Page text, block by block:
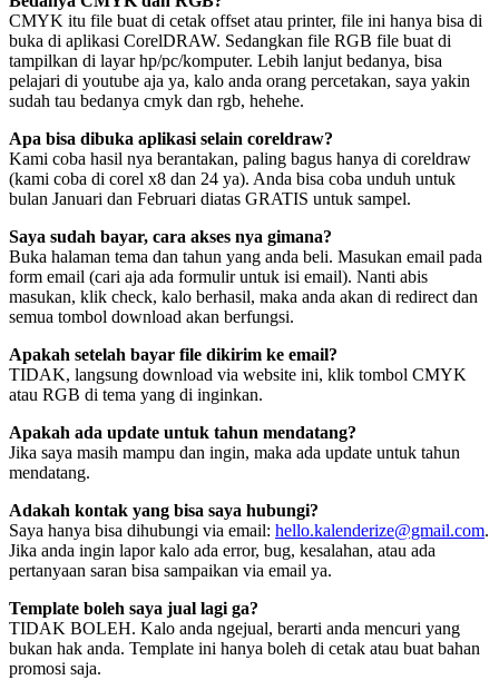
CMYK itu file buat di cetak offset atau printer, file ini hanya bisa di
buka di aplikasi CorelDRAW. Sedangkan file RGB file buat di
tampilkan di layar hp/pc/komputer. Lebih lanjut bedanya, bisa
pelajari di youtube aja ya, kalo anda orang percetakan, saya yakin
sudah tau bedanya cmyk dan rgb, hehehe.
Apa bisa dibuka aplikasi selain coreldraw?
Kami coba hasil nya berantakan, paling bagus hanya di coreldraw
(kami coba di corel x8 dan 24 ya). Anda bisa coba unduh untuk
bulan Januari dan Februari diatas GRATIS untuk sampel.
Saya sudah bayar, cara akses nya gimana?
Buka halaman tema dan tahun yang anda beli. Masukan email pada
form email (cari aja ada formulir untuk isi email). Nanti abis
masukan, klik check, kalo berhasil, maka anda akan di redirect dan
semua tombol download akan berfungsi.
Apakah setelah bayar file dikirim ke email?
TIDAK, langsung download via website ini, klik tombol CMYK
atau RGB di tema yang di inginkan.
Apakah ada update untuk tahun mendatang?
Jika saya masih mampu dan ingin, maka ada update untuk tahun
mendatang.
Adakah kontak yang bisa saya hubungi?
Saya hanya bisa dihubungi via email: hello.kalenderize@gmail.com.
Jika anda ingin lapor kalo ada error, bug, kesalahan, atau ada
pertanyaan saran bisa sampaikan via email ya.
Template boleh saya jual lagi ga?
TIDAK BOLEH. Kalo anda ngejual, berarti anda mencuri yang
bukan hak anda. Template ini hanya boleh di cetak atau buat bahan
promosi saja.